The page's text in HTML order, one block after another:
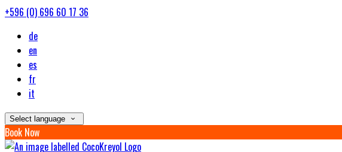
+596 (0) 696 60 17 36
de
en
es
fr
it
Select language
Book Now